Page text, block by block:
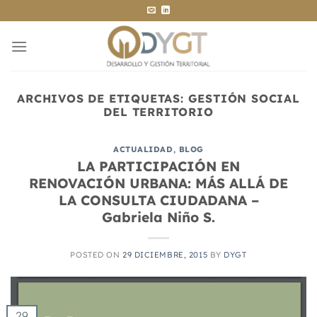
al
contenido
ARCHIVOS DE ETIQUETAS: GESTIÓN SOCIAL
DEL TERRITORIO
ACTUALIDAD, BLOG
LA PARTICIPACIÓN EN
RENOVACIÓN URBANA: MÁS ALLÁ DE
LA CONSULTA CIUDADANA –
Gabriela Niño S.
POSTED ON 29 DICIEMBRE, 2015 BY DYGT